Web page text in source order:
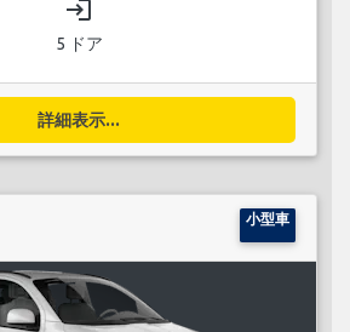
login
5 ドア
詳細表示...
小型車